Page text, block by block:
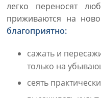
легко переносят
приживаются на
благоприятно:
сажать и
только на
сеять